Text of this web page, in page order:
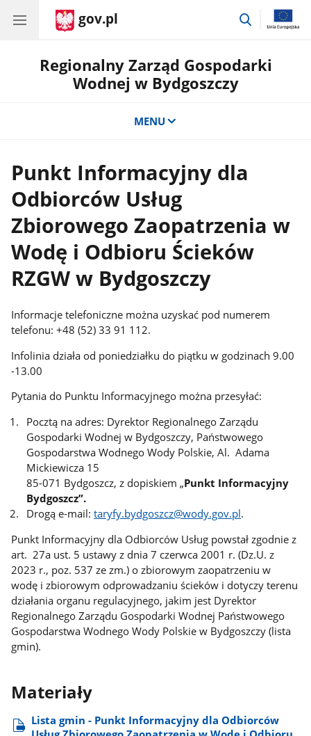
gov.pl
przejdź
Regionalny Zarząd Gospodarki
Wodnej w Bydgoszczy
MENU
Punkt Informacyjny dla
Odbiorców Usług
Zbiorowego Zaopatrzenia w
Wodę i Odbioru Ścieków
RZGW w Bydgoszczy
Informacje telefoniczne można uzyskać pod numerem
telefonu: +48 (52) 33 91 112.
Infolinia działa od poniedziałku do piątku w godzinach 9.00
-13.00
Pytania do Punktu Informacyjnego można przesyłać:
Pocztą na adres: Dyrektor Regionalnego Zarządu
Gospodarki Wodnej w Bydgoszczy, Państwowego
Gospodarstwa Wodnego Wody Polskie, Al. Adama
Mickiewicza 15
85-071 Bydgoszcz, z dopiskiem „Punkt Informacyjny
Bydgoszcz”.
Drogą e-mail:taryfy.bydgoszcz@wody.gov.pl.
Punkt Informacyjny dla Odbiorców Usług powstał zgodnie z
art. 27a ust. 5 ustawy z dnia 7 czerwca 2001 r. (Dz.U. z
2023 r., poz. 537 ze zm.) o zbiorowym zaopatrzeniu w
wodę i zbiorowym odprowadzaniu ścieków i dotyczy terenu
działania organu regulacyjnego, jakim jest Dyrektor
Regionalnego Zarządu Gospodarki Wodnej Państwowego
Gospodarstwa Wodnego Wody Polskie w Bydgoszczy (lista
gmin).
Materiały
Lista gmin - Punkt Informacyjny dla Odbiorców